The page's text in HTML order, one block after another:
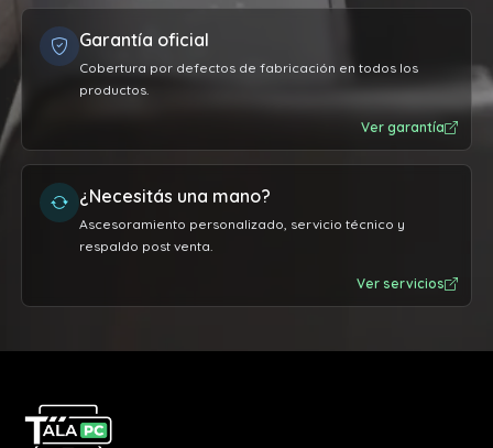
Garantía oficial
Cobertura por defectos de fabricación en todos los
productos.
Ver garantía
¿Necesitás una mano?
Ascesoramiento personalizado, servicio técnico y
respaldo post venta.
Ver servicios